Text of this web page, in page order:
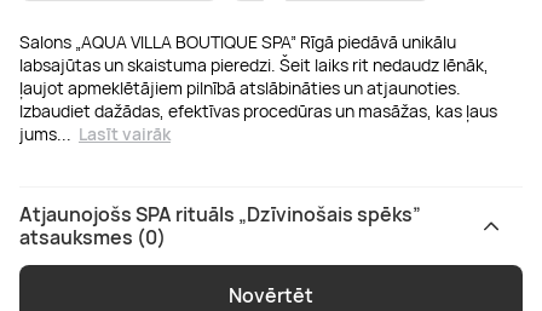
Salons „AQUA VILLA BOUTIQUE SPA” Rīgā piedāvā unikālu
labsajūtas un skaistuma pieredzi. Šeit laiks rit nedaudz lēnāk,
ļaujot apmeklētājiem pilnībā atslābināties un atjaunoties.
Izbaudiet dažādas, efektīvas procedūras un masāžas, kas ļaus
jums
Lasīt vairāk
Atjaunojošs SPA rituāls „Dzīvinošais spēks”
atsauksmes (0)
Novērtēt